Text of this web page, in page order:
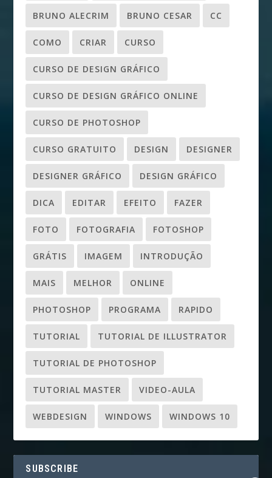
BRUNO ALECRIM BRUNO CESAR CC
COMO CRIAR CURSO
CURSO DE DESIGN GRÁFICO
CURSO DE DESIGN GRÁFICO ONLINE
CURSO DE PHOTOSHOP
CURSO GRATUITO DESIGN DESIGNER
DESIGNER GRÁFICO DESIGN GRÁFICO
DICA EDITAR EFEITO FAZER
FOTO FOTOGRAFIA FOTOSHOP
GRÁTIS IMAGEM INTRODUÇÃO
MAIS MELHOR ONLINE
PHOTOSHOP PROGRAMA RAPIDO
TUTORIAL TUTORIAL DE ILLUSTRATOR
TUTORIAL DE PHOTOSHOP
TUTORIAL MASTER VIDEO-AULA
WEBDESIGN WINDOWS WINDOWS 10
SUBSCRIBE